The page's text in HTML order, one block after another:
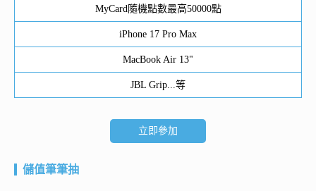
MyCard隨機點數最高50000點
iPhone 17 Pro Max
MacBook Air 13"
JBL Grip...等
立即參加
儲值筆筆抽